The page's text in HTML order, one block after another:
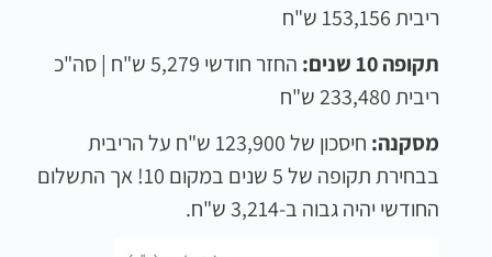
ריבית 153,156 ש"ח
תקופה 10 שנים:
החזר חודשי 5,279 ש"ח | סה"כ
ריבית 233,480 ש"ח
מסקנה:
חיסכון של 123,900 ש"ח על הריבית
בבחירת תקופה של 5 שנים במקום 10! אך התשלום
החודשי יהיה גבוה ב-3,214 ש"ח.